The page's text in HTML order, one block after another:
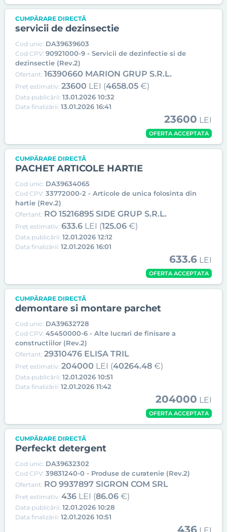
CUMPĂRARE DIRECTĂ
servicii de dezinsectie
Cod unic: DA39639603
Cod CPV: 90921000-9 - Servicii de dezinfectie si de
dezinsectie (Rev.2)
Ofertant: 16390660 MARION GRUP S.R.L.
Preț estimativ: 23600 LEI (4658.05 €)
Data publicării: 13.01.2026 10:32
Data finalizării: 13.01.2026 16:41
23600 LEI
OFERTA ACCEPTATA
CUMPĂRARE DIRECTĂ
PACHET ARTICOLE HARTIE
Cod unic: DA39634065
Cod CPV: 33772000-2 - Articole de unica folosinta din
hartie (Rev.2)
Ofertant: RO 15216895 SIDE GRUP S.R.L.
Preț estimativ: 633.6 LEI (125.06 €)
Data publicării: 12.01.2026 12:12
Data finalizării: 12.01.2026 16:01
633.6 LEI
OFERTA ACCEPTATA
CUMPĂRARE DIRECTĂ
demontare si montare parchet
Cod unic: DA39632728
Cod CPV: 45450000-6 - Alte lucrari de finisare a
constructiilor (Rev.2)
Ofertant: 29310476 ELISA TRIL
Preț estimativ: 204000 LEI (40264.48 €)
Data publicării: 12.01.2026 10:51
Data finalizării: 12.01.2026 11:42
204000 LEI
OFERTA ACCEPTATA
CUMPĂRARE DIRECTĂ
Perfeckt detergent
Cod unic: DA39632302
Cod CPV: 39831240-0 - Produse de curatenie (Rev.2)
Ofertant: RO 9937897 SIGRON COM SRL
Preț estimativ: 436 LEI (86.06 €)
Data publicării: 12.01.2026 10:28
Data finalizării: 12.01.2026 10:51
436